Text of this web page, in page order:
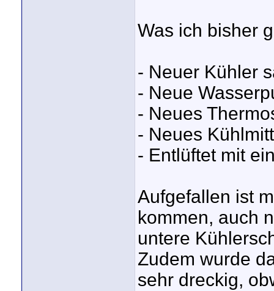
Was ich bisher
- Neuer Kühler
- Neue
- Neues
- Neues
- Entlüftet mit
Aufgefallen ist
kommen, auch
untere
Zudem wurde
sehr dreckig,